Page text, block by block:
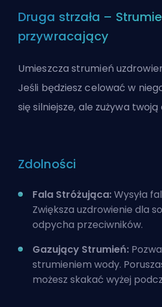
Druga strzała –
przywracający
Umieszcza strumień
Jeśli będziesz celować w
się silniejsze, ale zużywa twoją
Zdolności
Fala Stróżująca:Wysyła
Zwiększa uzdrowienie dla
odpycha przeciwników.
Gazujący Strumień:
strumieniem wody.
możesz skakać wyżej